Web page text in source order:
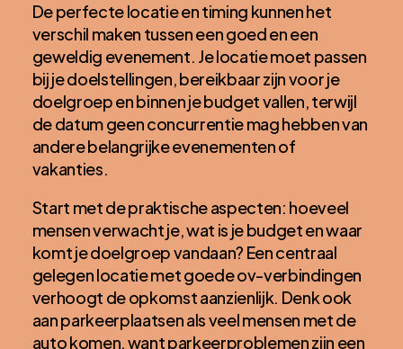
De perfecte locatie en timing kunnen het
verschil maken tussen een goed en een
geweldig evenement. Je locatie moet passen
bij je doelstellingen, bereikbaar zijn voor je
doelgroep en binnen je budget vallen, terwijl
de datum geen concurrentie mag hebben van
andere belangrijke evenementen of
vakanties.
Start met de praktische aspecten: hoeveel
mensen verwacht je, wat is je budget en waar
komt je doelgroep vandaan? Een centraal
gelegen locatie met goede ov-verbindingen
verhoogt de opkomst aanzienlijk. Denk ook
aan parkeerplaatsen als veel mensen met de
auto komen, want parkeerproblemen zijn een